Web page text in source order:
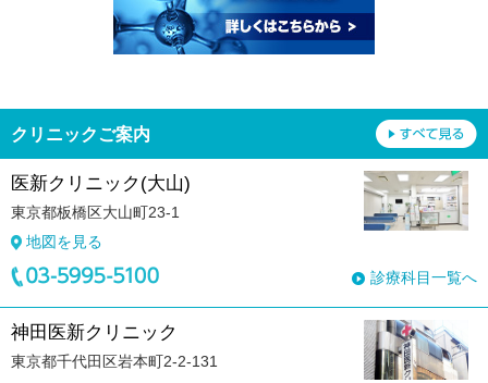
クリニックご案内
医新クリニック(大山)
東京都板橋区大山町23-1
地図を見る
診療科目一覧へ
神田医新クリニック
東京都千代田区岩本町2-2-131